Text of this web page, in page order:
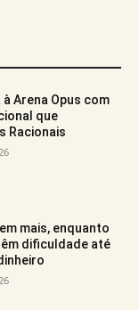
à Arena Opus com
que
Racionais
mais, enquanto
dificuldade até